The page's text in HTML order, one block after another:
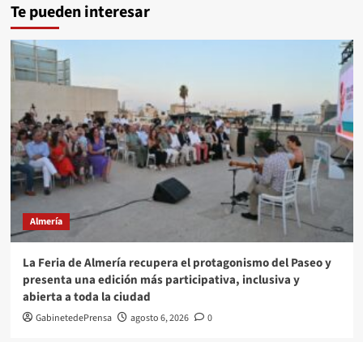
Te pueden interesar
Almería
La Feria de Almería recupera el protagonismo del Paseo y
presenta una edición más participativa, inclusiva y
abierta a toda la ciudad
GabinetedePrensa agosto 6, 2026 0